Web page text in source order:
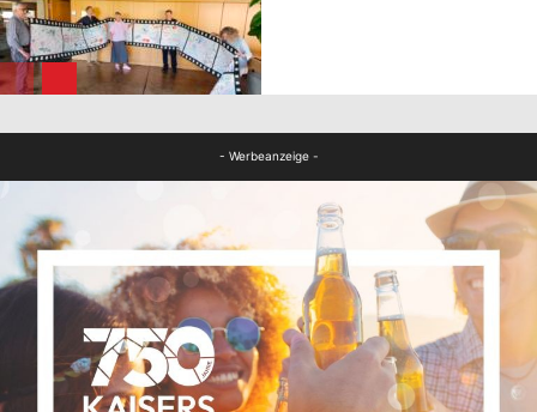
FB Kultur
- Werbeanzeige -